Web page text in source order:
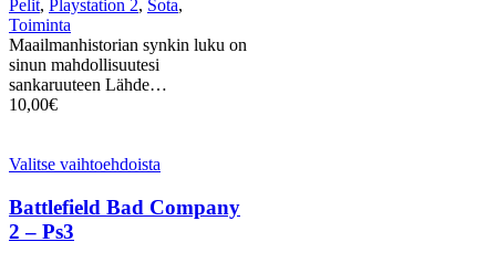
Pelit, Playstation 2, Sota,
Toiminta
Maailmanhistorian synkin luku on
sinun mahdollisuutesi
sankaruuteen Lähde…
10,00€
Valitse vaihtoehdoista
Battlefield Bad Company
2 – Ps3